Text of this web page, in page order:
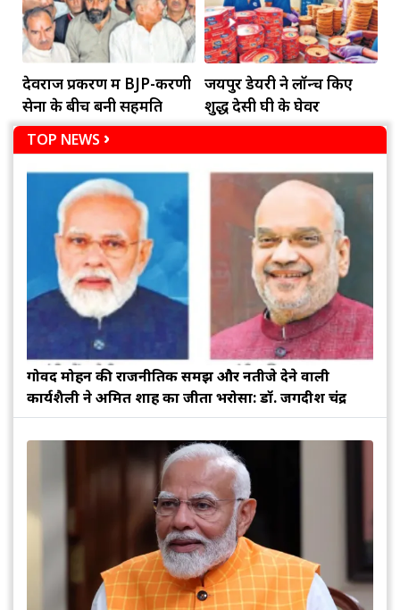
देवराज प्रकरण में BJP-करणी
सेना के बीच बनी सहमति
जयपुर डेयरी ने लॉन्च किए
शुद्ध देसी घी के घेवर
TOP NEWS
गोविंद मोहन की राजनीतिक समझ और नतीजे देने वाली
कार्यशैली ने अमित शाह का जीता भरोसा: डॉ. जगदीश चंद्र